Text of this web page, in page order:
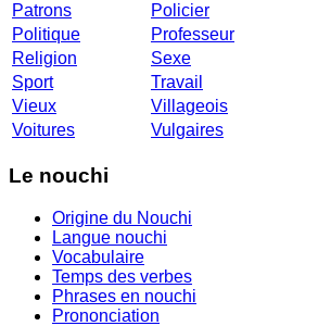
Patrons
Policier
Politique
Professeur
Religion
Sexe
Sport
Travail
Vieux
Villageois
Voitures
Vulgaires
Le nouchi
Origine du Nouchi
Langue nouchi
Vocabulaire
Temps des verbes
Phrases en nouchi
Prononciation